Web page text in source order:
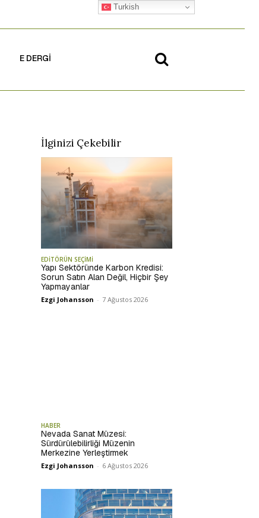
E DERGİ
İlginizi Çekebilir
EDİTÖRÜN SEÇİMİ
Yapı Sektöründe Karbon Kredisi:
Sorun Satın Alan Değil, Hiçbir Şey
Yapmayanlar
Ezgi Johansson - 7 Ağustos 2026
HABER
Nevada Sanat Müzesi:
Sürdürülebilirliği Müzenin
Merkezine Yerleştirmek
Ezgi Johansson - 6 Ağustos 2026
Turkish